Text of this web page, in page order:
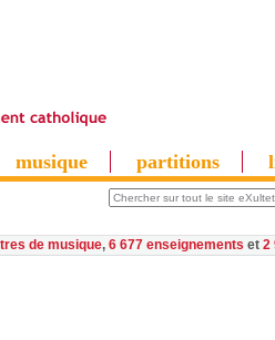
musique partitions
de musique, 6 677 enseignements et 2